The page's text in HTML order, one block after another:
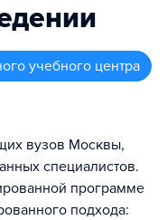
учебного центра
вузов Москвы,
специалистов.
программе
подхода: